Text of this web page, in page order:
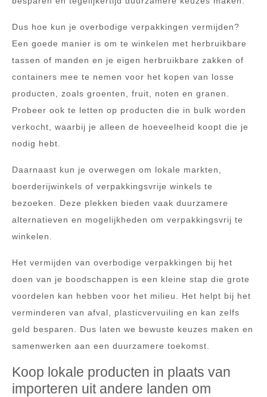
Dus hoe kun je overbodige verpakkingen vermijden?
Een goede manier is om te winkelen met herbruikbare
tassen of manden en je eigen herbruikbare zakken of
containers mee te nemen voor het kopen van losse
producten, zoals groenten, fruit, noten en granen.
Probeer ook te letten op producten die in bulk worden
verkocht, waarbij je alleen de hoeveelheid koopt die je
nodig hebt.
Daarnaast kun je overwegen om lokale markten,
boerderijwinkels of verpakkingsvrije winkels te
bezoeken. Deze plekken bieden vaak duurzamere
alternatieven en mogelijkheden om verpakkingsvrij te
winkelen.
Het vermijden van overbodige verpakkingen bij het
doen van je boodschappen is een kleine stap die grote
voordelen kan hebben voor het milieu. Het helpt bij het
verminderen van afval, plasticvervuiling en kan zelfs
geld besparen. Dus laten we bewuste keuzes maken en
samenwerken aan een duurzamere toekomst.
Koop lokale producten in plaats van
importeren uit andere landen om